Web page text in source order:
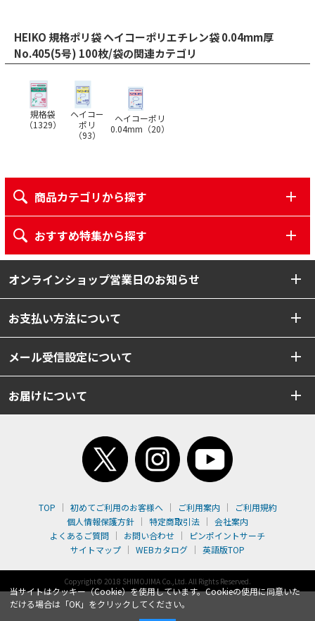
当サイトはクッキー（Cookie）を使用しています。Cookieの使用に同意いた
だける場合は「OK」をクリックしてください。
HEIKO 規格ポリ袋 ヘイコーポリエチレン袋 0.04mm厚
No.405(5号) 100枚/袋の関連カテゴリ
規格袋
（1329）
ヘイコー
ポリ
（93）
ヘイコーポリ
0.04mm（20）
商品カテゴリから探す
おすすめ特集から探す
オンラインショップ営業日のお知らせ
お支払い方法について
メール受信設定について
お届けについて
TOP 初めてご利用のお客様へ ご利用案内
ご利用規約
個人情報保護方針
特定商取引法
会社案内
よくあるご質問
お問い合わせ
ピンポイントサーチ
サイトマップ
WEBカタログ 英語版TOP
Copyright© 2018 SHIMOJIMA Co.,Ltd. All Rights Reserved.